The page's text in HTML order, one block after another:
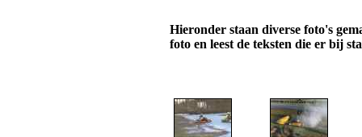
Hieronder staan diverse foto's
foto en leest de teksten die er bij